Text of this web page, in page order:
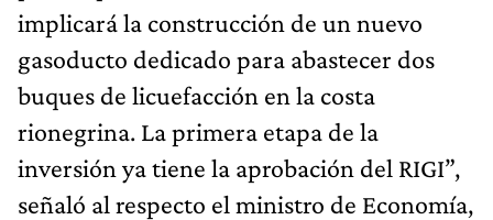
implicará la construcción de un nuevo
gasoducto dedicado para abastecer dos
buques de licuefacción en la costa
rionegrina. La primera etapa de la
inversión ya tiene la aprobación del RIGI”,
señaló al respecto el ministro de Economía,